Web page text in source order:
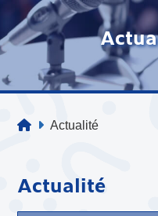
Actualité
Actualité